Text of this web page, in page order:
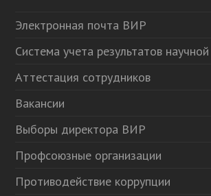
Электронная почта ВИР
Система учета результатов
Аттестация сотрудников
Вакансии
Выборы директора ВИР
Профсоюзные организации
Противодействие коррупции